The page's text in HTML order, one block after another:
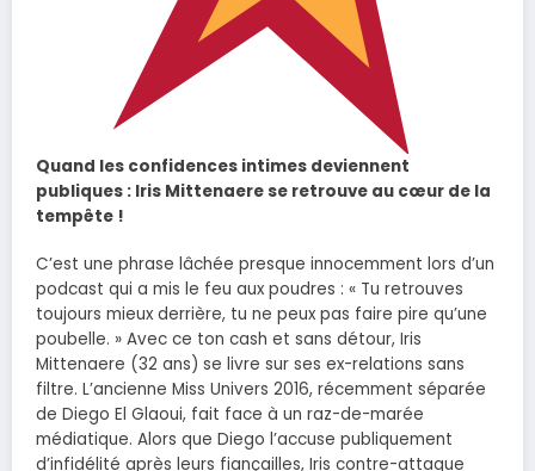
Quand les confidences intimes deviennent
publiques : Iris Mittenaere se retrouve au cœur de la
tempête !
C’est une phrase lâchée presque innocemment lors d’un
podcast qui a mis le feu aux poudres : « Tu retrouves
toujours mieux derrière, tu ne peux pas faire pire qu’une
poubelle. » Avec ce ton cash et sans détour, Iris
Mittenaere (32 ans) se livre sur ses ex-relations sans
filtre. L’ancienne Miss Univers 2016, récemment séparée
de Diego El Glaoui, fait face à un raz-de-marée
médiatique. Alors que Diego l’accuse publiquement
d’infidélité après leurs fiançailles, Iris contre-attaque